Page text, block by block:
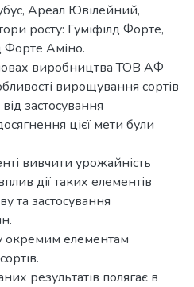
Ареал Ювілейний,
росту: Гуміфілд Форте,
Форте Аміно.
виробництва ТОВ АФ
вирощування сортів
застосування
цієї мети були
вивчити урожайність
дії таких елементів
та застосування
окремим елементам
результатів полягає в